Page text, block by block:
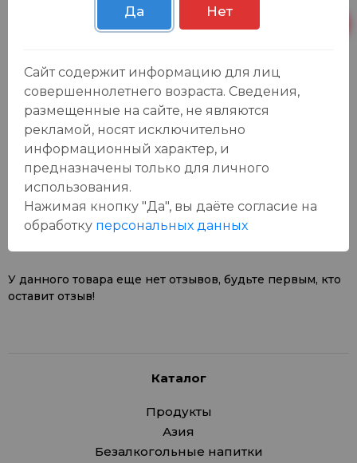
Пн-Вс с 09:00 до
Отзывы:
У данного товара еще нет отзывов, будьте первым, кто
оставит отзыв!
Каталог
Продукты
Азия
Безалкогольные напитки
Да Нет
Сайт содержит информацию для лиц
совершеннолетнего возраста. Сведения,
размещенные на сайте, не являются
рекламой, носят исключительно
информационный характер, и
предназначены только для личного
использования.
Нажимая кнопку "Да", вы даёте cогласие на
обработку персональных данных